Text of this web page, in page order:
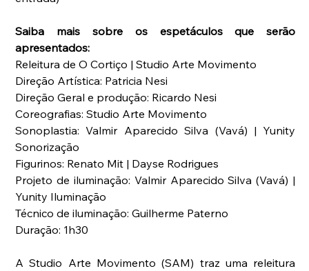
Saiba mais sobre os espetáculos que serão
apresentados:
Releitura de O Cortiço | Studio Arte Movimento
Direção Artística: Patricia Nesi
Direção Geral e produção: Ricardo Nesi
Coreografias: Studio Arte Movimento
Sonoplastia: Valmir Aparecido Silva (Vavá) | Yunity
Sonorização
Figurinos: Renato Mit | Dayse Rodrigues
Projeto de iluminação: Valmir Aparecido Silva (Vavá) |
Yunity Iluminação
Técnico de iluminação: Guilherme Paterno
Duração: 1h30
A Studio Arte Movimento (SAM) traz uma releitura